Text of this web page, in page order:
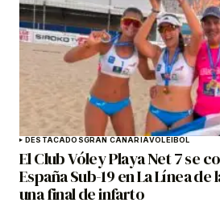
DESTACADOSGRAN CANARIAVOLEIBOL
El Club Vóley Playa Net 7 se
España Sub-19 en La Línea
una final de infarto